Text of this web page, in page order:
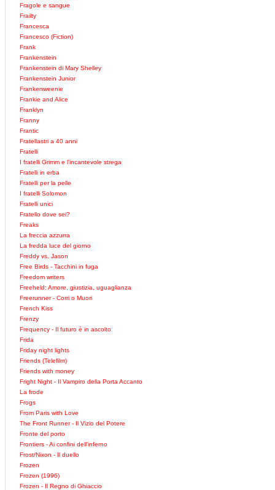
Fragole e sangue
Frailty
Francesca
Francesco (Fiction)
Frank
Frankenstein
Frankenstein di Mary Shelley
Frankenstein Junior
Frankenweenie
Frankie and Alice
Franklyn
Franny
Frantic
Fratellastri a 40 anni
Fratelli
I fratelli Grimm e l'incantevole strega
Fratelli in erba
Fratelli per la pelle
I fratelli Solomon
Fratelli unici
Fratello dove sei?
Freaks
La freccia azzurra
La fredda luce del giorno
Freddy vs. Jason
Free Birds - Tacchini in fuga
Freedom writers
Freeheld: Amore, giustizia, uguaglianza
Freerunner - Corri o Muori
French Kiss
Frenzy
Frequency - Il futuro è in ascolto
Frida
Friday night lights
Friends (Telefilm)
Friends with money
Fright Night - Il Vampiro della Porta Accanto
La frode
Frogs
From Paris with Love
The Front Runner - Il Vizio del Potere
Fronte del porto
Frontiers - Ai confini dell'inferno
Frost/Nixon - Il duello
Frozen
Frozen (1996)
Frozen - Il Regno di Ghiaccio